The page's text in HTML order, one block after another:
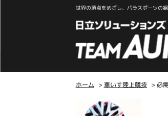
世界の頂点をめざし、パラスポーツの
ホーム >車いす陸上競技 > 必